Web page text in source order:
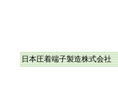
日本圧着端子製造株式会社